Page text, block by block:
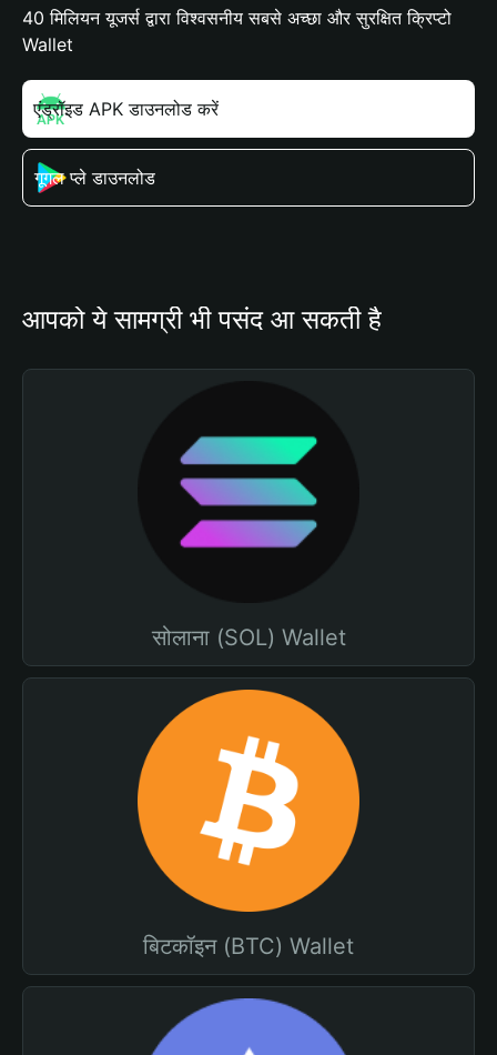
40 मिलियन यूजर्स द्वारा विश्वसनीय सबसे अच्छा और सुरक्षित क्रिप्टो
Wallet
एंड्रॉइड APK डाउनलोड करें
गूगल प्ले डाउनलोड
आपको ये सामग्री भी पसंद आ सकती है
सोलाना (SOL) Wallet
बिटकॉइन (BTC) Wallet